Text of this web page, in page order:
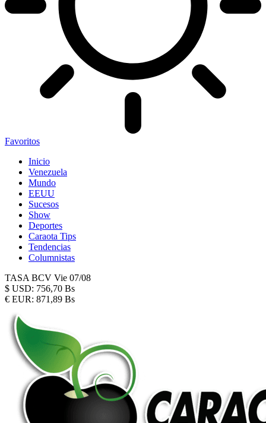
Favoritos
Inicio
Venezuela
Mundo
EEUU
Sucesos
Show
Deportes
Caraota Tips
Tendencias
Columnistas
TASA BCV Vie 07/08
$ USD: 756,70 Bs
€ EUR: 871,89 Bs